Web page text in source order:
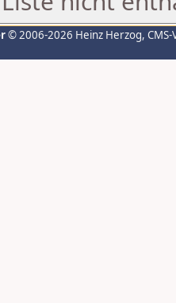
© 2006-2026 Heinz Herzog,